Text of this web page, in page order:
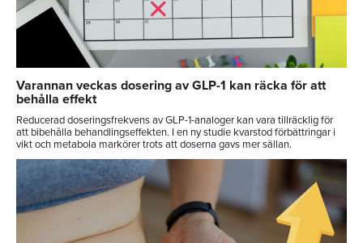
Varannan veckas dosering av GLP-1 kan räcka för att
behålla effekt
Reducerad doseringsfrekvens av GLP-1-analoger kan vara tillräcklig för
att bibehålla behandlingseffekten. I en ny studie kvarstod förbättringar i
vikt och metabola markörer trots att doserna gavs mer sällan.